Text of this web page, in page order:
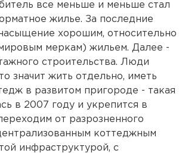
все меньше и меньше стал
жилье. За последние
хорошим, относительно
меркам) жильем. Далее -
строительства. Люди
значит жить отдельно, иметь
в развитом пригороде - такая
в 2007 году и укрепится в
от разрозненного
коттеджным
инфраструктурой, с